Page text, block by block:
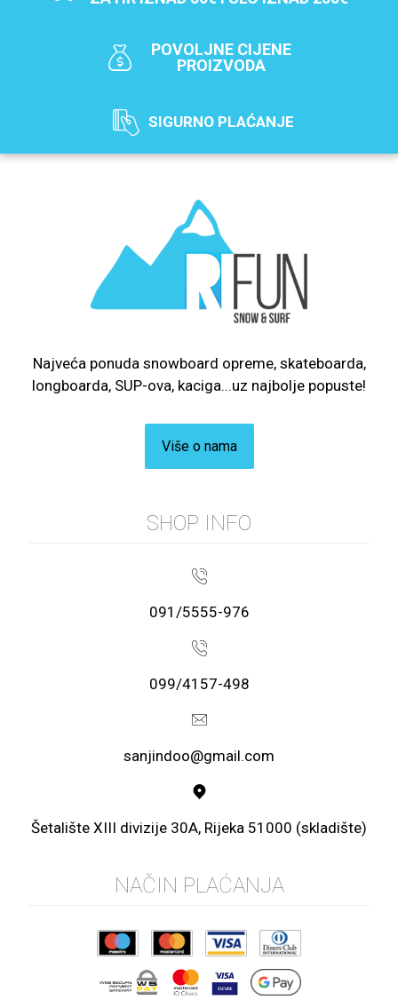
POVOLJNE CIJENE
PROIZVODA
SIGURNO PLAĆANJE
Najveća ponuda snowboard opreme, skateboarda,
longboarda, SUP-ova, kaciga...uz najbolje popuste!
Više o nama
SHOP INFO
091/5555-976
099/4157-498
sanjindoo@gmail.com
Šetalište XIII divizije 30A, Rijeka 51000 (skladište)
NAČIN PLAĆANJA